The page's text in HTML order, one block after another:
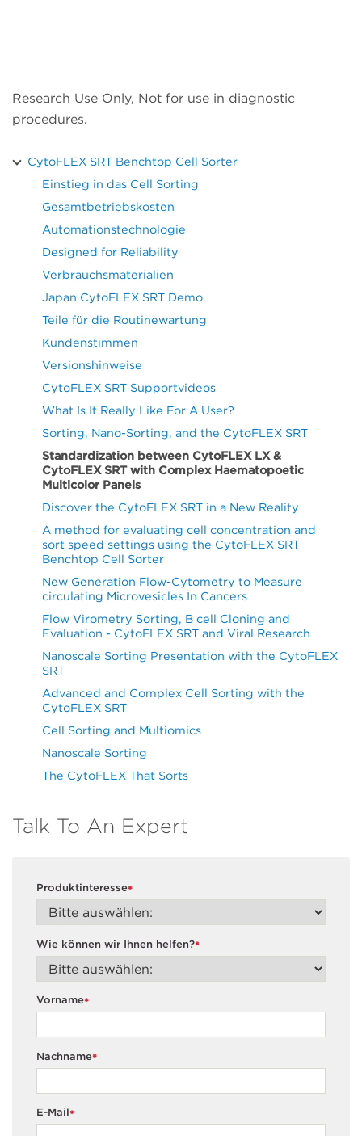
Research Use Only, Not for use in diagnostic
procedures.
CytoFLEX SRT Benchtop Cell Sorter
Einstieg in das Cell Sorting
Gesamtbetriebskosten
Automationstechnologie
Designed for Reliability
Verbrauchsmaterialien
Japan CytoFLEX SRT Demo
Teile für die Routinewartung
Kundenstimmen
Versionshinweise
CytoFLEX SRT Supportvideos
What Is It Really Like For A User?
Sorting, Nano-Sorting, and the CytoFLEX SRT
Standardization between CytoFLEX LX &
CytoFLEX SRT with Complex Haematopoetic
Multicolor Panels
Discover the CytoFLEX SRT in a New Reality
A method for evaluating cell concentration and
sort speed settings using the CytoFLEX SRT
Benchtop Cell Sorter
New Generation Flow-Cytometry to Measure
circulating Microvesicles In Cancers
Flow Virometry Sorting, B cell Cloning and
Evaluation - CytoFLEX SRT and Viral Research
Nanoscale Sorting Presentation with the CytoFLEX
SRT
Advanced and Complex Cell Sorting with the
CytoFLEX SRT
Cell Sorting and Multiomics
Nanoscale Sorting
The CytoFLEX That Sorts
Talk To An Expert
*
Produktinteresse
*
Wie können wir Ihnen helfen?
*
Vorname
*
Nachname
*
E-Mail